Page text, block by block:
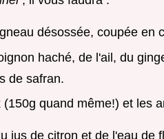
désossée, coupée en
haché, de l'ail, du
de safran.
quand même!) et les
jus de citron et de l'eau de